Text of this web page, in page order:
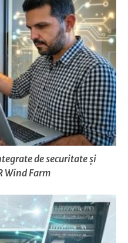
de securitate și
Wind Farm